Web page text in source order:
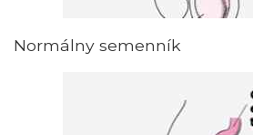
Normálny semenník